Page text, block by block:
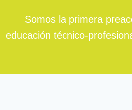
Somos la primera
educación técnico-